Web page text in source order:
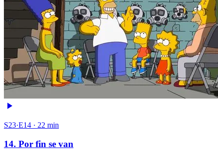
S23·E14 · 22 min
14. Por fin se van